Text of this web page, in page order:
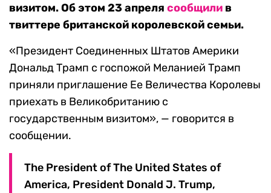
визитом. Об этом 23 апреля сообщили в
твиттере британской королевской семьи.
«Президент Соединенных Штатов Америки
Дональд Трамп с госпожой Меланией Трамп
приняли приглашение Ее Величества Королевы
приехать в Великобританию с
государственным визитом», — говорится в
сообщении.
The President of The United States of
America, President Donald J. Trump,